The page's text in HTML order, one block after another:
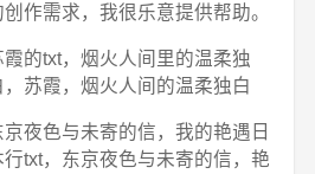
创作需求，我很乐意提供帮助。
霞的txt，烟火人间里的温柔独
，苏霞，烟火人间的温柔独白
京夜色与未寄的信，我的艳遇日
行txt，东京夜色与未寄的信，艳